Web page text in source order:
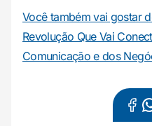
Você também vai gostar
Revolução Que Vai
Comunicação e dos